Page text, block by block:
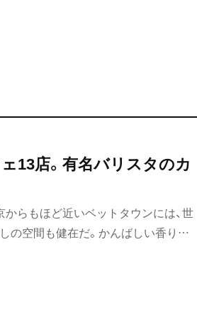
13店。有名バリスタのカ
らもほど近いベットタウンには、世
の空間も健在だ。かんばしい香りと
りと、心をとろかせてくれるのだ。